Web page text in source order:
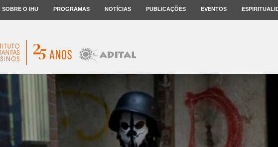
SOBRE O IHU PROGRAMAS NOTÍCIAS PUBLICAÇÕES EVENTOS